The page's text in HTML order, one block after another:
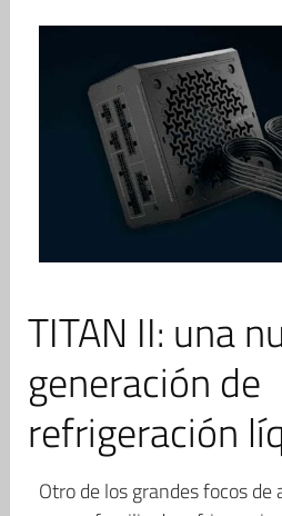
TITAN II: una
generación de
refrigeración
Otro de los grandes focos